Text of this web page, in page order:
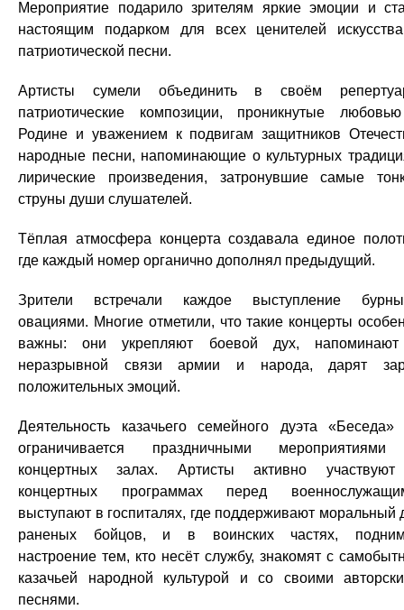
Мероприятие подарило зрителям яркие эмоции и
настоящим подарком для всех ценителей
патриотической песни.
Артисты сумели объединить в своём
патриотические композиции, проникнутые
Родине и уважением к подвигам защитников
народные песни, напоминающие о культурных
лирические произведения, затронувшие самые
струны души слушателей.
Тёплая атмосфера концерта создавала единое
где каждый номер органично дополнял предыдущий.
Зрители встречали каждое выступление
овациями. Многие отметили, что такие концерты
важны: они укрепляют боевой дух,
неразрывной связи армии и народа, дарят
положительных эмоций.
Деятельность казачьего семейного дуэта «Беседа»
ограничивается праздничными
концертных залах. Артисты активно
концертных программах перед
выступают в госпиталях, где поддерживают моральный
раненых бойцов, и в воинских частях,
настроение тем, кто несёт службу, знакомят с
казачьей народной культурой и со своими
песнями.